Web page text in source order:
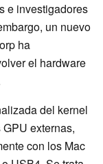
e investigadores
un nuevo
ha
el hardware
del kernel
externas,
con los Mac